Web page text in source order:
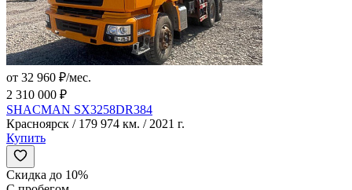
от 32 960 ₽/мес.
2 310 000 ₽
SHACMAN SX3258DR384
Красноярск / 179 974 км. / 2021 г.
Купить
Скидка до 10%